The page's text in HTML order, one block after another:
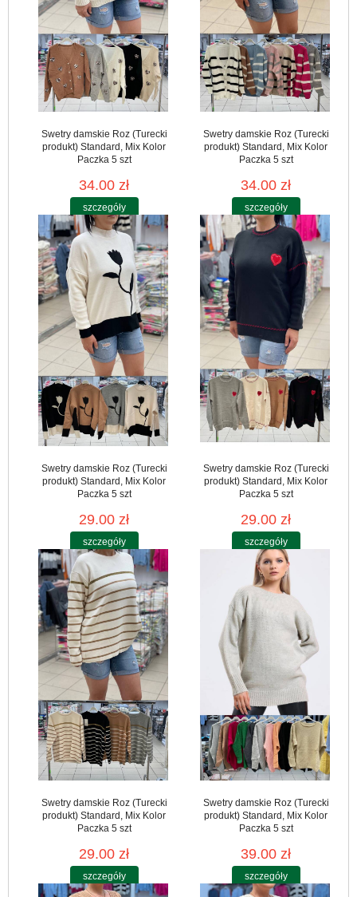
Swetry damskie Roz (Turecki
produkt) Standard, Mix Kolor
Paczka 5 szt
34.00 zł
szczegóły
Swetry damskie Roz (Turecki
produkt) Standard, Mix Kolor
Paczka 5 szt
34.00 zł
szczegóły
Swetry damskie Roz (Turecki
produkt) Standard, Mix Kolor
Paczka 5 szt
29.00 zł
szczegóły
Swetry damskie Roz (Turecki
produkt) Standard, Mix Kolor
Paczka 5 szt
29.00 zł
szczegóły
Swetry damskie Roz (Turecki
produkt) Standard, Mix Kolor
Paczka 5 szt
29.00 zł
szczegóły
Swetry damskie Roz (Turecki
produkt) Standard, Mix Kolor
Paczka 5 szt
39.00 zł
szczegóły